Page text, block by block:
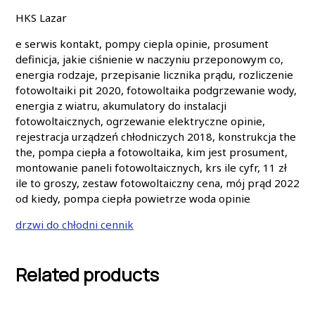
HKS Lazar
e serwis kontakt, pompy ciepla opinie, prosument
definicja, jakie ciśnienie w naczyniu przeponowym co,
energia rodzaje, przepisanie licznika prądu, rozliczenie
fotowoltaiki pit 2020, fotowoltaika podgrzewanie wody,
energia z wiatru, akumulatory do instalacji
fotowoltaicznych, ogrzewanie elektryczne opinie,
rejestracja urządzeń chłodniczych 2018, konstrukcja the
the, pompa ciepła a fotowoltaika, kim jest prosument,
montowanie paneli fotowoltaicznych, krs ile cyfr, 11 zł
ile to groszy, zestaw fotowoltaiczny cena, mój prąd 2022
od kiedy, pompa ciepła powietrze woda opinie
drzwi do chłodni cennik
Related products